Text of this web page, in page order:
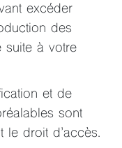
excéder
des
suite à votre
et de
sont
le droit d’accès.